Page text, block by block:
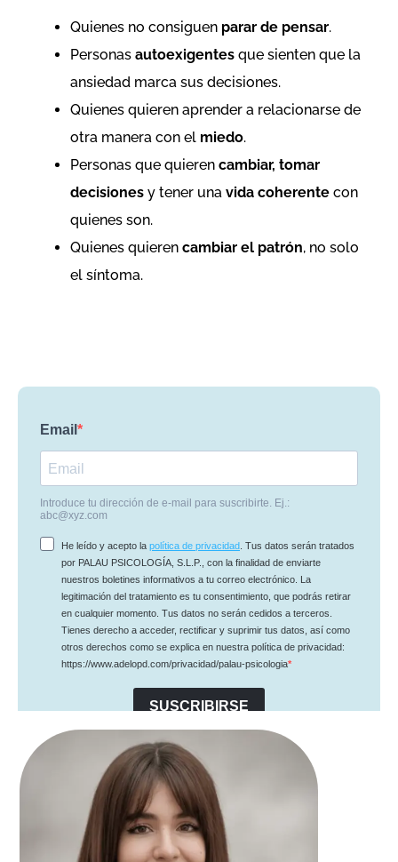
Quienes no consiguen parar de pensar.
Personas autoexigentes que sienten que la
ansiedad marca sus decisiones.
Quienes quieren aprender a relacionarse de
otra manera con el miedo.
Personas que quieren cambiar, tomar
decisiones y tener una vida coherente con
quienes son.
Quienes quieren cambiar el patrón, no solo
el síntoma.